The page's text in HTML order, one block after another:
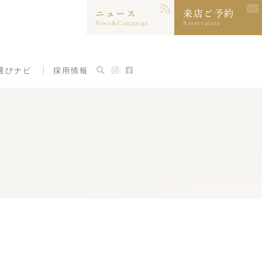
びナビ 採用情報
ニュース
News&Campaign
来店ご予約
Reservation